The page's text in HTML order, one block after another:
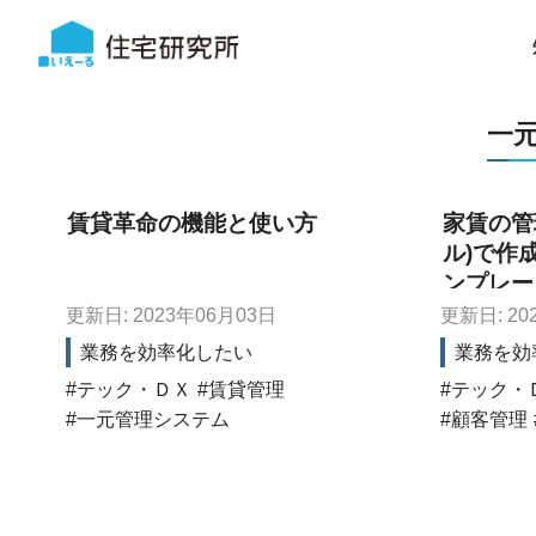
一
賃貸革命の機能と使い方
更新日: 2023年06月03日
業務を効率化したい
テック・ＤＸ
賃貸管理
一元管理システム
家賃の
ル)で作
ンプレ
更新日:
業務を
テック・
顧客管理